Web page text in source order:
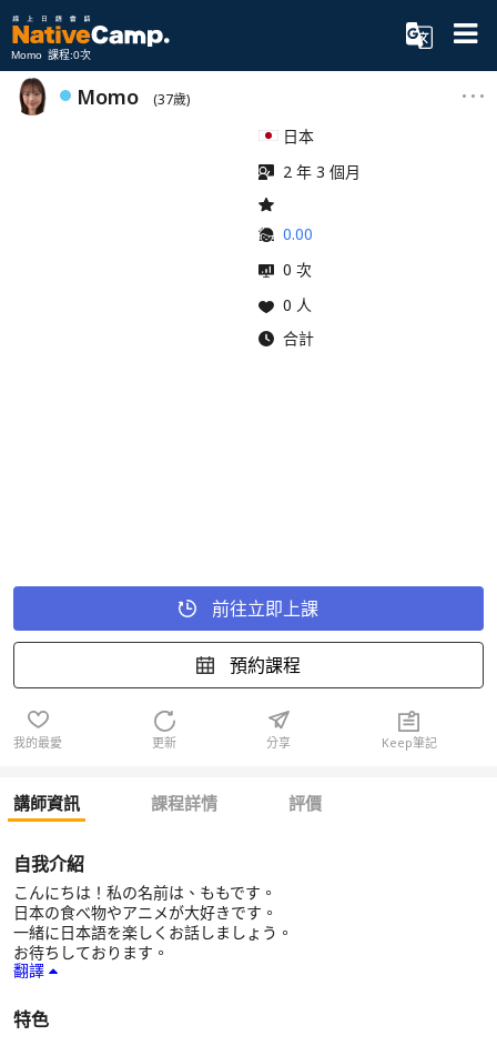
Momo 課程:0次
Momo (37歲)
日本
2 年 3 個月
0.00
0 次
0 人
合計
前往立即上課
預約課程
我的最愛 更新 分享 Keep筆記
講師資訊 課程詳情 評價
自我介紹
こんにちは！私の名前は、ももです。
日本の食べ物やアニメが大好きです。
一緒に日本語を楽しくお話しましょう。
お待ちしております。
翻譯
特色